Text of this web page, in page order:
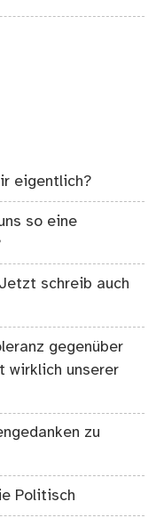
eigentlich?
so eine
schreib auch
gegenüber
wirklich unserer
zu
Politisch